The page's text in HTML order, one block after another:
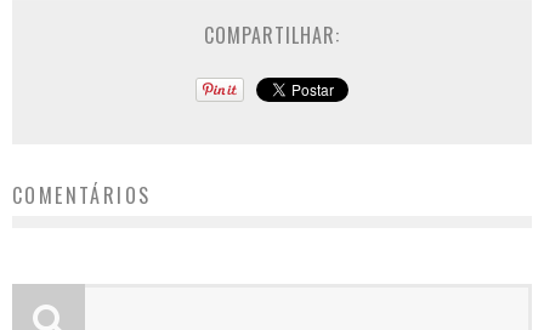
COMPARTILHAR:
COMENTÁRIOS